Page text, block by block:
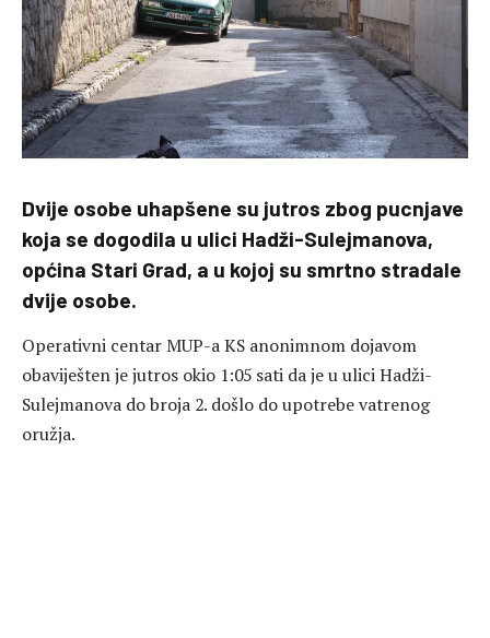
Dvije osobe uhapšene su jutros zbog pucnjave
koja se dogodila u ulici Hadži-Sulejmanova,
općina Stari Grad, a u kojoj su smrtno stradale
dvije osobe.
Operativni centar MUP-a KS anonimnom dojavom
obaviješten je jutros okio 1:05 sati da je u ulici Hadži-
Sulejmanova do broja 2. došlo do upotrebe vatrenog
oružja.